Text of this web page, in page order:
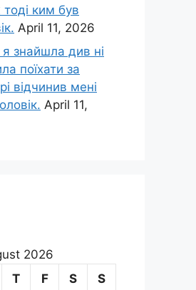
ким був
April 11, 2026
знайшла див ні
поїхати за
відчинив мені
April 11,
2026
T F S S